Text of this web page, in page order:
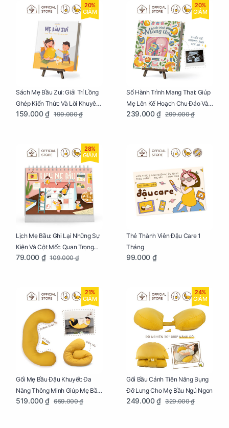
20%
GIẢM
Sách Mẹ Bầu Zui: Giải Trí Lồng
Ghép Kiến Thức Và Lời Khuyên
Mang Thai Bổ Ích
159.000 ₫ 199.000 ₫
20%
GIẢM
Sổ Hành Trình Mang Thai: Giúp
Mẹ Lên Kế Hoạch Chu Đáo Và
Lưu Giữ Kỷ Niệm Mang Thai
239.000 ₫ 299.000 ₫
28%
GIẢM
Lịch Mẹ Bầu: Ghi Lại Những Sự
Kiện Và Cột Mốc Quan Trọng
Của Mẹ Và Bé
79.000 ₫ 109.000 ₫
Thẻ Thành Viên Đậu Care 1
Tháng
99.000 ₫
21%
GIẢM
Gối Mẹ Bầu Đậu Khuyết: Đa
Năng Thông Minh Giúp Mẹ Bầu
Ngủ Ngon, Cho Bé Bú Sau Sinh
519.000 ₫ 659.000 ₫
24%
GIẢM
Gối Bầu Cánh Tiên Nâng Bụng
Đỡ Lưng Cho Mẹ Bầu Ngủ Ngon
249.000 ₫ 329.000 ₫